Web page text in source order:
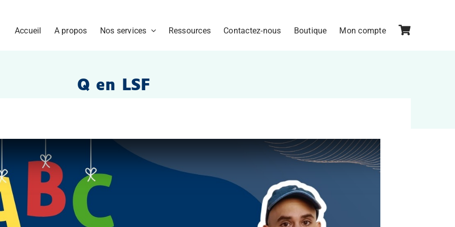
Accueil A propos Nos services Ressources Contactez-nous Boutique Mon compte
Q en LSF